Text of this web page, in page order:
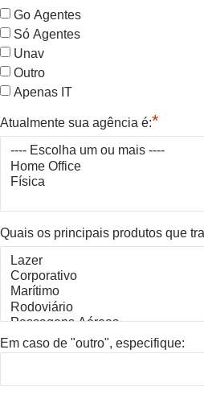
Go Agentes
Só Agentes
Unav
Outro
Apenas IT
Atualmente sua agência é:*
Quais os principais produtos que
Em caso de "outro", especifique: